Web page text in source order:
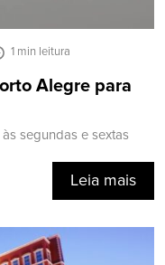
1 min leitura
Alegre para
segundas e sextas
Leia mais